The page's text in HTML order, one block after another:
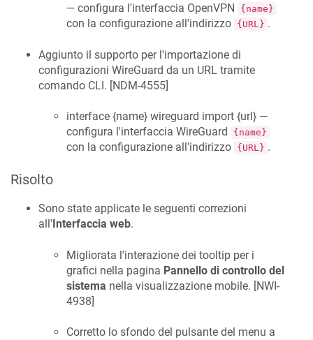
— configura l'interfaccia OpenVPN {name}
con la configurazione all'indirizzo {URL} .
Aggiunto il supporto per l'importazione di
configurazioni WireGuard da un URL tramite
comando CLI. [NDM-4555]
interface {name} wireguard import {url} —
configura l'interfaccia WireGuard
{name}
con la configurazione all'indirizzo {URL} .
Risolto
Sono state applicate le seguenti correzioni
all' Interfaccia web.
Migliorata l'interazione dei tooltip per i
grafici nella pagina Pannello di controllo del
sistema nella visualizzazione mobile. [NWI-
4938]
Corretto lo sfondo del pulsante del menu a